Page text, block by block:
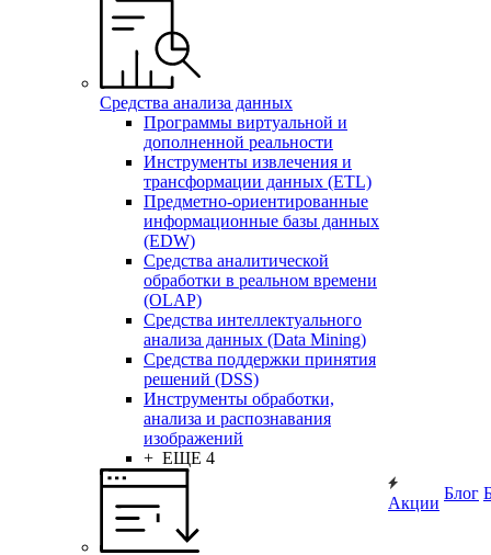
Средства анализа данных
Программы виртуальной и
дополненной реальности
Инструменты извлечения и
трансформации данных (ETL)
Предметно-ориентированные
информационные базы данных
(EDW)
Средства аналитической
обработки в реальном времени
(OLAP)
Средства интеллектуального
анализа данных (Data Mining)
Средства поддержки принятия
решений (DSS)
Инструменты обработки,
анализа и распознавания
изображений
+ ЕЩЕ 4
Акции
Блог